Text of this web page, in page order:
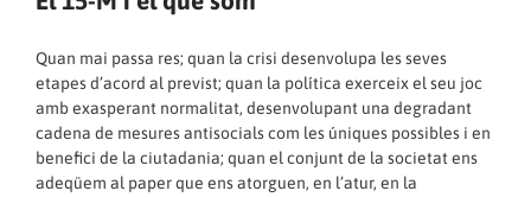
Quan mai passa res; quan la crisi desenvolupa les seves
etapes d’acord al previst; quan la política exerceix el seu joc
amb exasperant normalitat, desenvolupant una degradant
cadena de mesures antisocials com les úniques possibles i en
benefici de la ciutadania; quan el conjunt de la societat ens
adeqüem al paper que ens atorguen, en l’atur, en la